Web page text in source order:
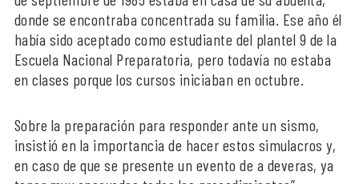
donde se encontraba concentrada su familia. Ese año él
había sido aceptado como estudiante del plantel 9 de la
Escuela Nacional Preparatoria, pero todavía no estaba
en clases porque los cursos iniciaban en octubre.
Sobre la preparación para responder ante un sismo,
insistió en la importancia de hacer estos simulacros y,
en caso de que se presente un evento de a deveras, ya